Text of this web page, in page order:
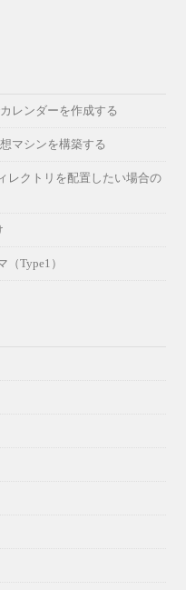
レンダーを作成する
マシンを構築する
レクトリを配置したい場合の
Type1）